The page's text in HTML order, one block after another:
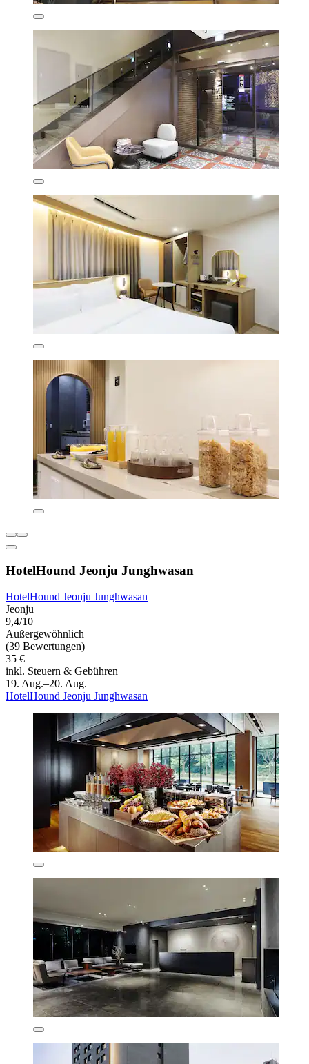
HotelHound Jeonju Junghwasan
HotelHound Jeonju Junghwasan
Jeonju
9,4/10
Außergewöhnlich
(39 Bewertungen)
35 €
inkl. Steuern & Gebühren
19. Aug.–20. Aug.
HotelHound Jeonju Junghwasan